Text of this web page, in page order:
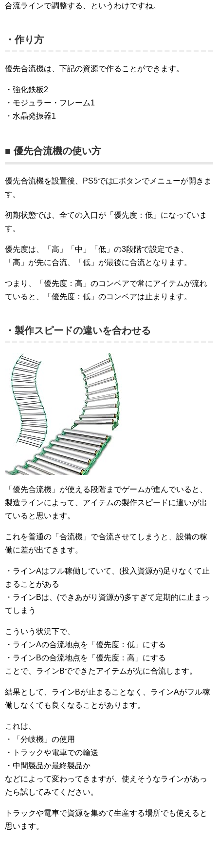
合流ラインで調整する、というわけですね。
・作り方
優先合流機は、下記の資源で作ることができます。
・強化鉄板2
・モジュラー・フレーム1
・水晶発振器1
■ 優先合流機の使い方
優先合流機を設置後、PS5では□ボタンでメニューが開きま
す。
初期状態では、全ての入口が「優先度：低」になっていま
す。
優先度は、「高」「中」「低」の3段階で設定でき、
「高」が先に合流、「低」が最後に合流となります。
つまり、「優先度：高」のコンベアで常にアイテムが流れ
ていると、「優先度：低」のコンベアは止まります。
・製作スピードの違いを合わせる
「優先合流機」が使える段階までゲームが進んでいると、
製造ラインによって、アイテムの製作スピードに違いが出
ていると思います。
これを普通の「合流機」で合流させてしまうと、設備の稼
働に差が出てきます。
・ラインAはフル稼働していて、(投入資源が)足りなくて止
まることがある
・ラインBは、(できあがり資源が)多すぎて定期的に止まっ
てしまう
こういう状況下で、
・ラインAの合流地点を「優先度：低」にする
・ラインBの合流地点を「優先度：高」にする
ことで、ラインBでできたアイテムが先に合流します。
結果として、ラインBが止まることなく、ラインAがフル稼
働しなくても良くなることがあります。
これは、
・「分岐機」の使用
・トラックや電車での輸送
・中間製品か最終製品か
などによって変わってきますが、使えそうなラインがあっ
たら試してみてください。
トラックや電車で資源を集めて生産する場所でも使えると
思います。